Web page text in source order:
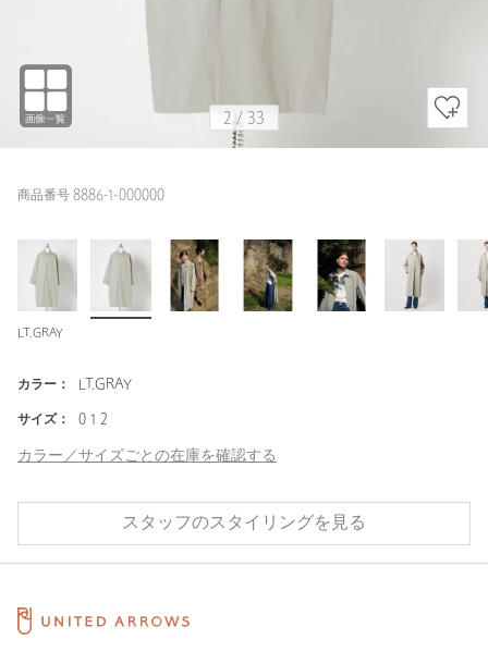
2 / 33
商品番号 8886-1-000000
LT.GRAY
カラー： LT.GRAY
サイズ： 0 1 2
カラー／サイズごとの在庫を確認する
スタッフのスタイリングを見る